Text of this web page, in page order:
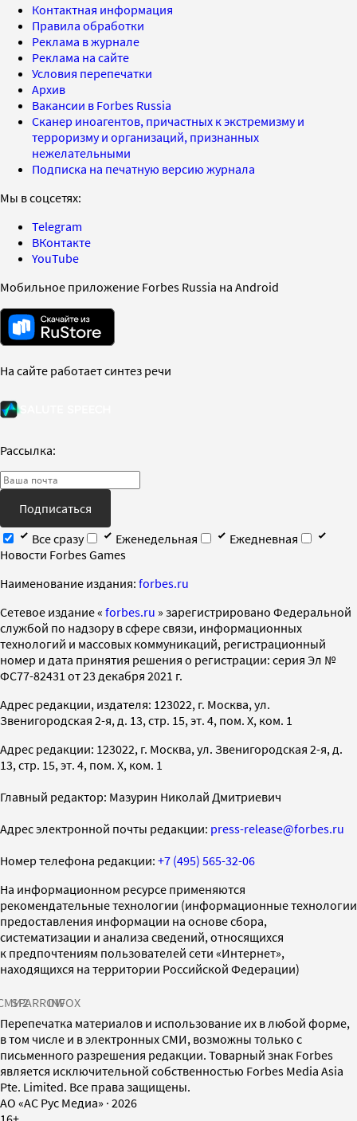
Контактная информация
Правила обработки
Реклама в журнале
Реклама на сайте
Условия перепечатки
Архив
Вакансии в Forbes Russia
Сканер иноагентов, причастных к экстремизму и
терроризму и организаций, признанных
нежелательными
Подписка на печатную версию журнала
Мы в соцсетях:
Telegram
ВКонтакте
YouTube
Мобильное приложение Forbes Russia на Android
На сайте работает синтез речи
Рассылка:
Подписаться
Все сразу
Еженедельная
Ежедневная
Новости Forbes Games
Наименование издания: forbes.ru
Cетевое издание « forbes.ru » зарегистрировано Федеральной
службой по надзору в сфере связи, информационных
технологий и массовых коммуникаций, регистрационный
номер и дата принятия решения о регистрации: серия Эл №
ФС77-82431 от 23 декабря 2021 г.
Адрес редакции, издателя: 123022, г. Москва, ул.
Звенигородская 2-я, д. 13, стр. 15, эт. 4, пом. X, ком. 1
Адрес редакции: 123022, г. Москва, ул. Звенигородская 2-я, д.
13, стр. 15, эт. 4, пом. X, ком. 1
Главный редактор: Мазурин Николай Дмитриевич
Адрес электронной почты редакции: press-release@forbes.ru
Номер телефона редакции: +7 (495) 565-32-06
На информационном ресурсе применяются
рекомендательные технологии (информационные технологии
предоставления информации на основе сбора,
систематизации и анализа сведений, относящихся
к предпочтениям пользователей сети «Интернет»,
находящихся на территории Российской Федерации)
SPARROWINFOX
Перепечатка материалов и использование их в любой форме,
в том числе и в электронных СМИ, возможны только с
письменного разрешения редакции. Товарный знак Forbes
является исключительной собственностью Forbes Media Asia
Pte. Limited. Все права защищены.
AO «АС Рус Медиа» · 2026